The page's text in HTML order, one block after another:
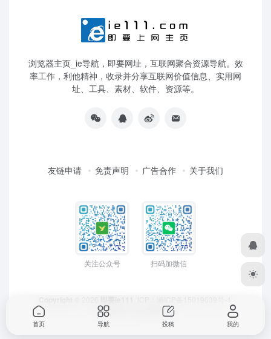
浏览器主页_ie导航，即要网址，互联网聚合资源导航。效
率工作，利他精神，收录并分享互联网价值信息、实用网
址、工具、素材、软件、资源等。
友链申请 免责声明 广告合作 关于我们
关注公众号 扫码加微信
Design by
LeiCheng
首页 导航 投稿 我的